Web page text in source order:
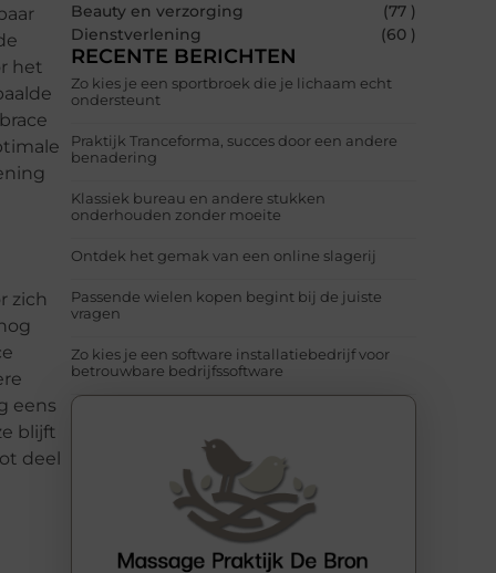
het
zich
eens
blijft
deel
Beauty en verzorging
(77 )
Dienstverlening
(60 )
RECENTE BERICHTEN
Zo kies je een sportbroek die je lichaam echt
ondersteunt
Praktijk Tranceforma, succes door een andere
benadering
Klassiek bureau en andere stukken
onderhouden zonder moeite
Ontdek het gemak van een online slagerij
Passende wielen kopen begint bij de juiste
vragen
Zo kies je een software installatiebedrijf voor
betrouwbare bedrijfssoftware